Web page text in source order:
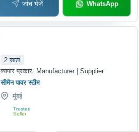
जांच भेजें WhatsApp
2 साल
व्यापार प्रकार: Manufacturer | Supplier
सीमैन पावर स्टीम
मुंबई
Trusted
Seller